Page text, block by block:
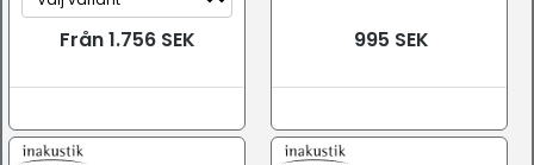
Från 1.756 SEK 995 SEK